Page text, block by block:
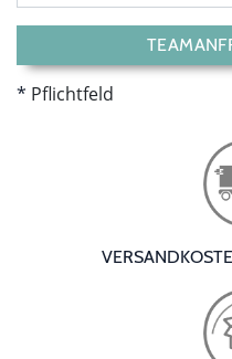
Pflichtfeld